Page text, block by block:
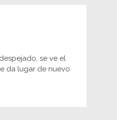
se ve el
da lugar de nuevo